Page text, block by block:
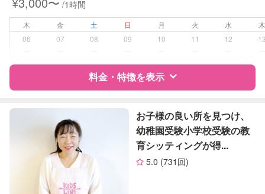
大学受験
高校生
/1時間
木 金 土 日 月 火 水
06
07 08 09 10 11 12
料金・特徴を表示
特徴 料金 レビュー
サポートの特徴
お子様の良い所を見つけ、
幼稚園受験小学校受験の教
育シッティングが得...
5.0 (731回)